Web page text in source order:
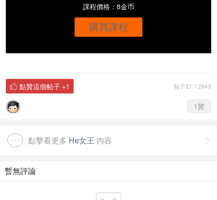
課程價格：8金币
購買課程
帖子ID: 12849
 點贊這個帖子 +1
1贊

點擊看更多 He女王 内容
暫無評論